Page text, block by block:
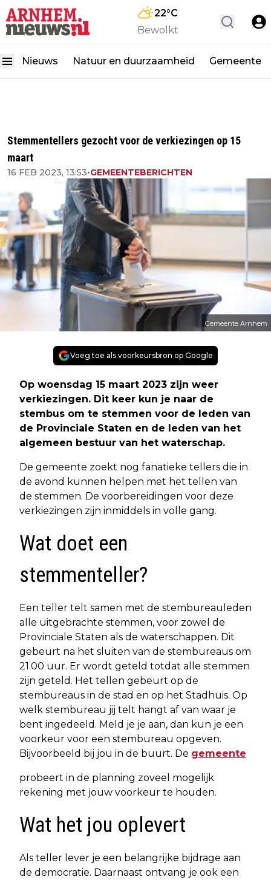
22°C
Bewolkt
Nieuws Natuur en duurzaamheid Gemeente
Stemmentellers gezocht voor de verkiezingen op 15
maart
16 FEB 2023, 13:53•GEMEENTEBERICHTEN
Gemeente Arnhem
Voeg toe als voorkeursbron op Google
Op woensdag 15 maart 2023 zijn weer
verkiezingen. Dit keer kun je naar de
stembus om te stemmen voor de leden van
de Provinciale Staten en de leden van het
algemeen bestuur van het waterschap.
De gemeente zoekt nog fanatieke tellers die in
de avond kunnen helpen met het tellen van
de stemmen. De voorbereidingen voor deze
verkiezingen zijn inmiddels in volle gang.
Wat doet een
stemmenteller?
Een teller telt samen met de stembureauleden
alle uitgebrachte stemmen, voor zowel de
Provinciale Staten als de waterschappen. Dit
gebeurt na het sluiten van de stembureaus om
21.00 uur. Er wordt geteld totdat alle stemmen
zijn geteld. Het tellen gebeurt op de
stembureaus in de stad en op het Stadhuis. Op
welk stembureau jij telt hangt af van waar je
bent ingedeeld. Meld je je aan, dan kun je een
voorkeur voor een stembureau opgeven.
Bijvoorbeeld bij jou in de buurt. De gemeente
probeert in de planning zoveel mogelijk
rekening met jouw voorkeur te houden.
Wat het jou oplevert
Als teller lever je een belangrijke bijdrage aan
de democratie. Daarnaast ontvang je ook een